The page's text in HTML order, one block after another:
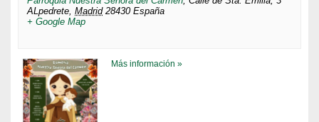
ALpedrete, Madrid 28430 España
+ Google Map
Más información »